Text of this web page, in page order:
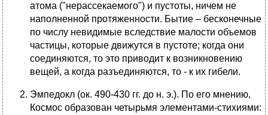
атома ("нерассекаемого") и пустоты, ничем не
наполненной протяженности. Бытие – бесконечные
по числу невидимые вследствие малости объемов
частицы, которые движутся в пустоте; когда они
соединяются, то это приводит к возникновению
вещей, а когда разъединяются, то - к их гибели.
Эмпедокл (ок. 490-430 гг. до н. э.). По его мнению,
Космос образован четырьмя элементами-стихиями: